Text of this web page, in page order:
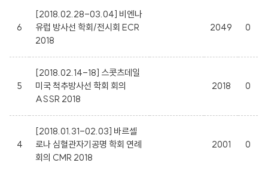
6
[2018.02.28-03.04] 비엔나
유럽 방사선 학회/전시회 ECR
2018
2049 0
5
[2018.02.14-18] 스콧츠데일
미국 척추방사선 학회 회의
ASSR 2018
2018 0
4
[2018.01.31-02.03] 바르셀
로나 심혈관자기공명 학회 연례
회의 CMR 2018
2001 0